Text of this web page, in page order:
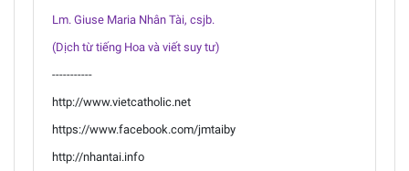
Lm. Giuse Maria Nhân Tài, csjb.
(Dịch từ tiếng Hoa và viết suy tư)
-----------
http://www.vietcatholic.net
https://www.facebook.com/jmtaiby
http://nhantai.info